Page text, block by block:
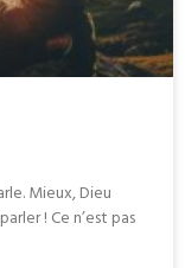
Mieux, Dieu
! Ce n’est pas